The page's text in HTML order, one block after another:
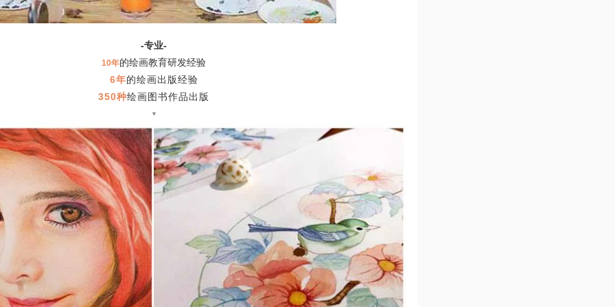
-专业-
10年的绘画教育研发经验
6年的绘画出版经验
350种绘画图书作品出版
▼